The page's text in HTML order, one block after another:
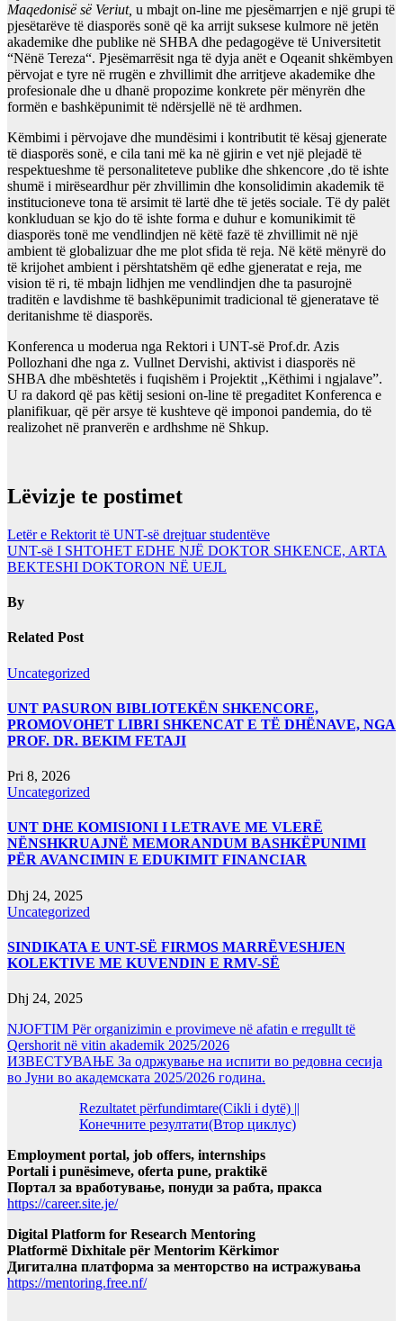
Maqedonisë së Veriut, u mbajt on-line me pjesëmarrjen e një grupi të
pjesëtarëve të diasporës sonë që ka arrijt suksese kulmore në jetën
akademike dhe publike në SHBA dhe pedagogëve të Universitetit
“Nënë Tereza“. Pjesëmarrësit nga të dyja anët e Oqeanit shkëmbyen
përvojat e tyre në rrugën e zhvillimit dhe arritjeve akademike dhe
profesionale dhe u dhanë propozime konkrete për mënyrën dhe
formën e bashkëpunimit të ndërsjellë në të ardhmen.
Këmbimi i përvojave dhe mundësimi i kontributit të kësaj gjenerate
të diasporës sonë, e cila tani më ka në gjirin e vet një plejadë të
respektueshme të personaliteteve publike dhe shkencore ,do të ishte
shumë i mirëseardhur për zhvillimin dhe konsolidimin akademik të
institucioneve tona të arsimit të lartë dhe të jetës sociale. Të dy palët
konkluduan se kjo do të ishte forma e duhur e komunikimit të
diasporës tonë me vendlindjen në këtë fazë të zhvillimit në një
ambient të globalizuar dhe me plot sfida të reja. Në këtë mënyrë do
të krijohet ambient i përshtatshëm që edhe gjeneratat e reja, me
vision të ri, të mbajn lidhjen me vendlindjen dhe ta pasurojnë
traditën e lavdishme të bashkëpunimit tradicional të gjeneratave të
deritanishme të diasporës.
Konferenca u moderua nga Rektori i UNT-së Prof.dr. Azis
Pollozhani dhe nga z. Vullnet Dervishi, aktivist i diasporës në
SHBA dhe mbështetës i fuqishëm i Projektit ,,Këthimi i ngjalave”.
U ra dakord që pas këtij sesioni on-line të pregaditet Konferenca e
planifikuar, që për arsye të kushteve që imponoi pandemia, do të
realizohet në pranverën e ardhshme në Shkup.
Lëvizje te postimet
Letër e Rektorit të UNT-së drejtuar studentëve
UNT-së I SHTOHET EDHE NJË DOKTOR SHKENCE, ARTA
BEKTESHI DOKTORON NË UEJL
By
Related Post
Uncategorized
UNT PASURON BIBLIOTEKËN SHKENCORE,
PROMOVOHET LIBRI SHKENCAT E TË DHËNAVE, NGA
PROF. DR. BEKIM FETAJI
Pri 8, 2026
Uncategorized
UNT DHE KOMISIONI I LETRAVE ME VLERË
NËNSHKRUAJNË MEMORANDUM BASHKËPUNIMI
PËR AVANCIMIN E EDUKIMIT FINANCIAR
Dhj 24, 2025
Uncategorized
SINDIKATA E UNT-SË FIRMOS MARRËVESHJEN
KOLEKTIVE ME KUVENDIN E RMV-SË
Dhj 24, 2025
NJOFTIM Për organizimin e provimeve në afatin e rregullt të
Qershorit në vitin akademik 2025/2026
ИЗВЕСТУВАЊЕ За одржување на испити во редовна сесија
во Јуни во академската 2025/2026 година.
Rezultatet përfundimtare(Cikli i dytë) ||
Конечните резултати(Втор циклус)
Employment portal, job offers, internships
Portali i punësimeve, oferta pune, praktikë
Портал за вработување, понуди за рабта, пракса
https://career.site.je/
Digital Platform for Research Mentoring
Platformë Dixhitale për Mentorim Kërkimor
Дигитална платформа за менторство на истражувања
https://mentoring.free.nf/